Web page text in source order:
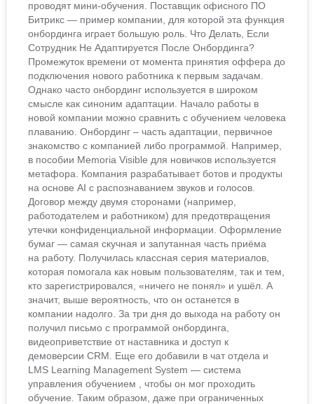
проводят мини-обучения. Поставщик офисного ПО
Битрикс — пример компании, для которой эта функция
онбординга играет большую роль. Что Делать, Если
Сотрудник Не Адаптируется После Онбординга?
Промежуток времени от момента принятия оффера до
подключения нового работника к первым задачам.
Однако часто онбординг используется в широком
смысле как синоним адаптации. Начало работы в
новой компании можно сравнить с обучением человека
плаванию. Онбординг – часть адаптации, первичное
знакомство с компанией либо программой. Например,
в пособии Memoria Visible для новичков используется
метафора. Компания разрабатывает ботов и продукты
на основе AI с распознаванием звуков и голосов.
Договор между двумя сторонами (например,
работодателем и работником) для предотвращения
утечки конфиденциальной информации. Оформление
бумаг — самая скучная и запутанная часть приёма
на работу. Получилась классная серия материалов,
которая помогала как новым пользователям, так и тем,
кто зарегистрировался, «ничего не понял» и ушёл. А
значит, выше вероятность, что он останется в
компании надолго. За три дня до выхода на работу он
получил письмо с программой онбординга,
видеоприветствие от наставника и доступ к
демоверсии CRM. Еще его добавили в чат отдела и
LMS Learning Management System — система
управления обучением , чтобы он мог проходить
обучение. Таким образом, даже при ограниченных